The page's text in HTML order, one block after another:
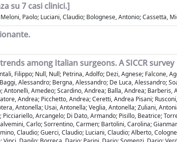
su 7 casi clinici.]
Paolo; Luciani, Claudio; Bolognese, Antonio; Cassetta,
among Italian surgeons. A SICCR survey
Filippo; Null, Null; Petrina, Adolfo; Dezi, Agnese; Falcone,
Alessandro; Bergna, Alessandro; De Luca, Alessandro;
Amedeo; Scardino, Andrea; Balla, Andrea;
Andrea; Picchetto, Andrea; Ceretti, Andrea Pisani;
Antonella; Usai, Antonella; Veglia, Antonella; Zuliani,
Arcangelo; Di Dato, Armando; Pisillo, Beatrice;
Carlo; Sorrentino, Carmen; Bartolini, Carolina;
Claudio; Guerci, Claudio; Luciani, Claudio; Alberto,